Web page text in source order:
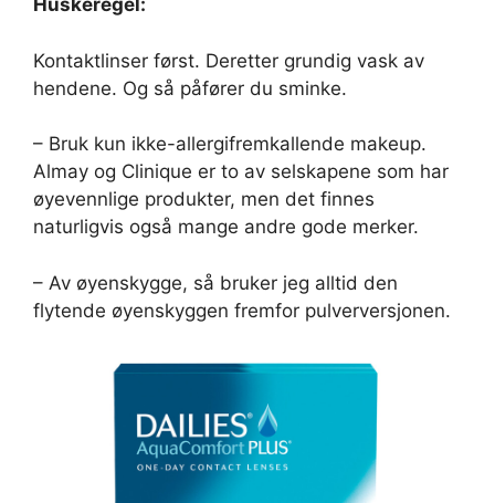
Huskeregel:
Kontaktlinser først. Deretter grundig vask av
hendene. Og så påfører du sminke.
– Bruk kun ikke-allergifremkallende makeup.
Almay og Clinique er to av selskapene som har
øyevennlige produkter, men det finnes
naturligvis også mange andre gode merker.
– Av øyenskygge, så bruker jeg alltid den
flytende øyenskyggen fremfor pulverversjonen.